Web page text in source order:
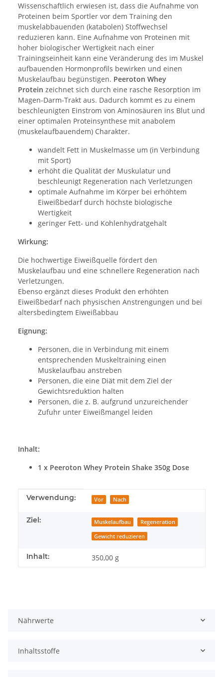
Wissenschaftlich erwiesen ist, dass die Aufnahme von
Proteinen beim Sportler vor dem Training den
muskelabbauenden (katabolen) Stoffwechsel
reduzieren kann. Eine Aufnahme von Proteinen mit
hoher biologischer Wertigkeit nach einer
Trainingseinheit kann eine Veränderung des im Muskel
aufbauenden Hormonprofils bewirken und einen
Muskelaufbau begünstigen. Peeroton Whey
Protein zeichnet sich durch eine rasche Resorption im
Magen-Darm-Trakt aus. Dadurch kommt es zu einem
beschleunigten Einstrom von Aminosäuren ins Blut und
einer optimalen Proteinsynthese mit anabolem
(muskelaufbauendem) Charakter.
wandelt Fett in Muskelmasse um (in Verbindung
mit Sport)
erhöht die Qualität der Muskulatur und
beschleunigt Regeneration nach Verletzungen
optimale Aufnahme im Körper bei erhöhtem
Eiweißbedarf durch höchste biologische
Wertigkeit
geringer Fett- und Kohlenhydratgehalt
Wirkung:
Die hochwertige Eiweißquelle fördert den
Muskelaufbau und eine schnellere Regeneration nach
Verletzungen.
Ebenso ergänzt dieses Produkt den erhöhten
Eiweißbedarf nach physischen Anstrengungen und bei
altersbedingtem Eiweißabbau
Eignung:
Personen, die in Verbindung mit einem
entsprechenden Muskeltraining einen
Muskelaufbau anstreben
Personen, die eine Diät mit dem Ziel der
Gewichtsreduktion halten
Personen, die z. B. aufgrund unzureichender
Zufuhr unter Eiweißmangel leiden
Inhalt:
1 x Peeroton Whey Protein Shake 350g Dose
Produkteigenschaft
Wert
Verwendung: Vor Nach
Ziel: Muskelaufbau Regeneration
Gewicht reduzieren
Inhalt: 350,00 g
Nährwerte
Inhaltsstoffe